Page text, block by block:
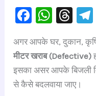
F
c
e
b
W
at
s
A
T
e
a
d
अगर आपके घर, दुकान,
मीटर खराब (Defective)
इसका असर आपके बिजली
से कैसे बदलवाया जाए।